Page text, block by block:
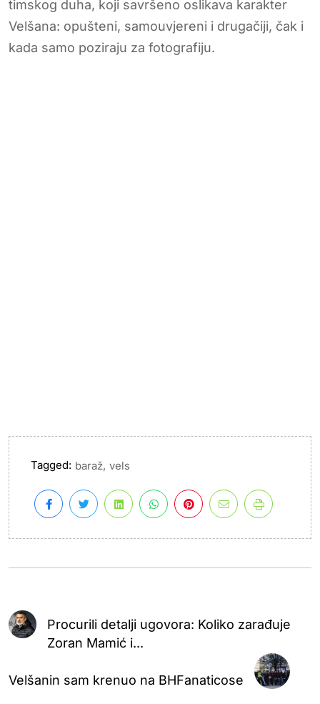
timskog duha, koji savršeno oslikava karakter
Velšana: opušteni, samouvjereni i drugačiji, čak i
kada samo poziraju za fotografiju.
Tagged: baraž, vels
Procurili detalji ugovora: Koliko zarađuje
Zoran Mamić i...
Velšanin sam krenuo na BHFanaticose